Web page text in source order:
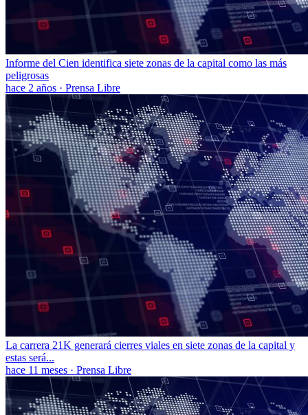
Informe del Cien identifica siete zonas de la capital como las más
peligrosas
hace 2 años · Prensa Libre
La carrera 21K generará cierres viales en siete zonas de la capital y
estas será...
hace 11 meses · Prensa Libre